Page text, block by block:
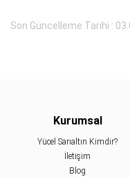
Son Güncelleme Tarihi :
Kurumsal
Yücel Sarıaltın Kimdir?
İletişim
Blog